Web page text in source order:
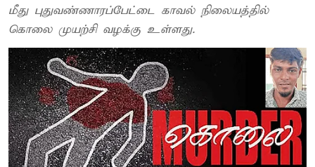
மீது புதுவண்ணாரப்பேட்டை காவல் நிலையத்தில்
கொலை முயற்சி வழக்கு உள்ளது.